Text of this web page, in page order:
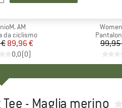
AM
prodotti
da ciclismo
Prezzo
Prezzo ridotto
89,96 €
0,0(0)
Articolo
Gruppo
99,95
- Maglia merino